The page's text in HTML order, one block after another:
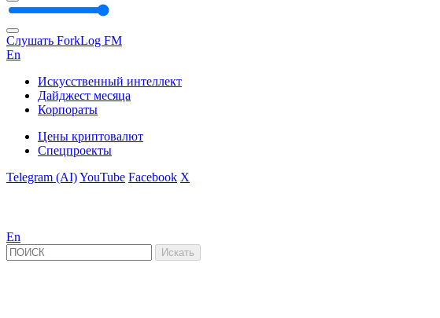
Слушать ForkLog FM
En
Искусственный интеллект
Дайджест месяца
Корпораты
Цены криптовалют
Спецпроекты
Telegram (AI)YouTube Facebook X
En